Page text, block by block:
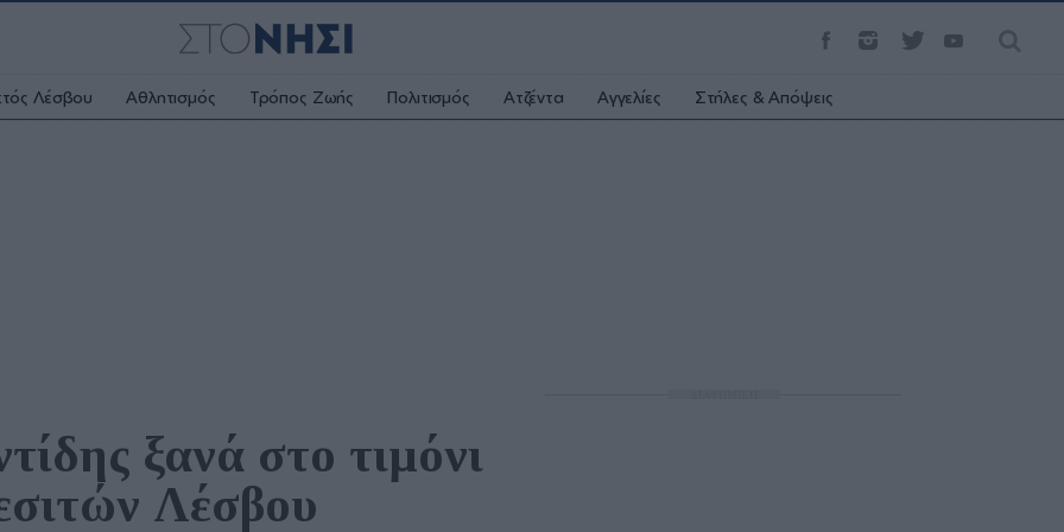
Λέσβου Αθλητισμός Τρόπος Ζωής Πολιτισμός Ατζέντα Αγγελίες Στήλες & Απόψεις
ξανά στο τιμόνι
Λέσβου